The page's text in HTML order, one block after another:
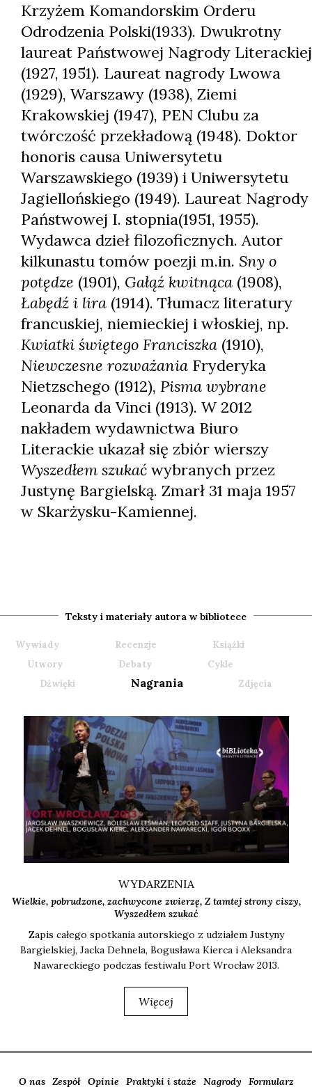
Krzyżem Komandorskim Orderu
Odrodzenia Polski(1933). Dwukrotny
laureat Państwowej Nagrody Literackiej
(1927, 1951). Laureat nagrody Lwowa
(1929), Warszawy (1938), Ziemi
Krakowskiej (1947), PEN Clubu za
twórczość przekładową (1948). Doktor
honoris causa Uniwersytetu
Warszawskiego (1939) i Uniwersytetu
Jagiellońskiego (1949). Laureat Nagrody
Państwowej I. stopnia(1951, 1955).
Wydawca dzieł filozoficznych. Autor
kilkunastu tomów poezji m.in. Sny o
potędze (1901), Gałąź kwitnąca (1908),
Łabędź i lira (1914). Tłumacz literatury
francuskiej, niemieckiej i włoskiej, np.
Kwiatki świętego Franciszka (1910),
Niewczesne rozważania Fryderyka
Nietzschego (1912), Pisma wybrane
Leonarda da Vinci (1913). W 2012
nakładem wydawnictwa Biuro
Literackie ukazał się zbiór wierszy
Wyszedłem szukać wybranych przez
Justynę Bargielską. Zmarł 31 maja 1957
w Skarżysku-Kamiennej.
Teksty i materiały autora w bibliotece
Wywiady Recenzje
Książki
Utwory
Debaty
Cykle
Dźwięki
Nagrania Zdjęcia
WYDARZENIA
Wielkie, pobrudzone, zachwycone zwierzę, Z tamtej strony ciszy,
Wyszedłem szukać
Zapis całe­go spo­tka­nia autor­skie­go z udzia­łem Justy­ny
Bar­giel­skiej, Jac­ka Deh­ne­la, Bogu­sła­wa Kier­ca i Alek­san­dra
Nawa­rec­kie­go pod­czas festi­wa­lu Port Wro­cław 2013.
Więcej
O nas Zespół Opinie Praktyki i staże Nagrody Formularz